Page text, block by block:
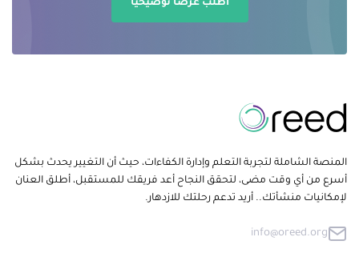
اطلب عرضًا توضيحيًا
المنصة الشاملة لتجربة التعلم وإدارة الكفاءات، حيث أن التغيير يحدث بشكل
أسرع من أي وقت مضى، لتحقق النجاح أعد فريقك للمستقبل، أطلق العنان
لإمكانيات منشأتك.. أريد تدعم رحلتك للازدهار.
info@oreed.org